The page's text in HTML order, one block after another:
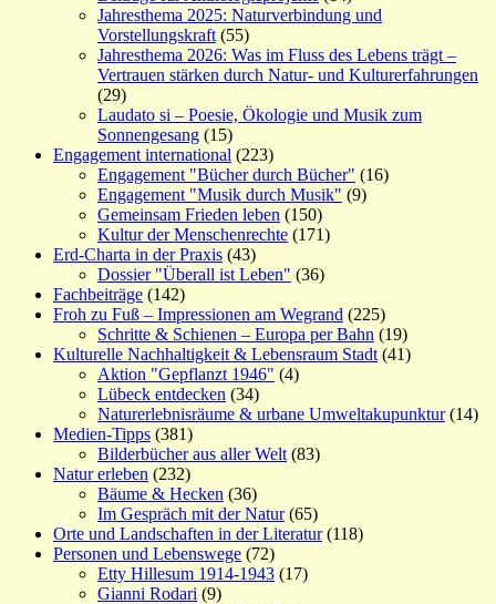
Jahresthema 2025: Naturverbindung und
Vorstellungskraft (55)
Jahresthema 2026: Was im Fluss des Lebens trägt –
Vertrauen stärken durch Natur- und Kulturerfahrungen
(29)
Laudato si – Poesie, Ökologie und Musik zum
Sonnengesang (15)
Engagement international (223)
Engagement "Bücher durch Bücher" (16)
Engagement "Musik durch Musik" (9)
Gemeinsam Frieden leben (150)
Kultur der Menschenrechte (171)
Erd-Charta in der Praxis (43)
Dossier "Überall ist Leben" (36)
Fachbeiträge (142)
Froh zu Fuß – Impressionen am Wegrand (225)
Schritte & Schienen – Europa per Bahn (19)
Kulturelle Nachhaltigkeit & Lebensraum Stadt (41)
Aktion "Gepflanzt 1946" (4)
Lübeck entdecken (34)
Naturerlebnisräume & urbane Umweltakupunktur(14)
Medien-Tipps (381)
Bilderbücher aus aller Welt (83)
Natur erleben (232)
Bäume & Hecken (36)
Im Gespräch mit der Natur(65)
Orte und Landschaften in der Literatur(118)
Personen und Lebenswege (72)
Etty Hillesum 1914-1943 (17)
Gianni Rodari (9)